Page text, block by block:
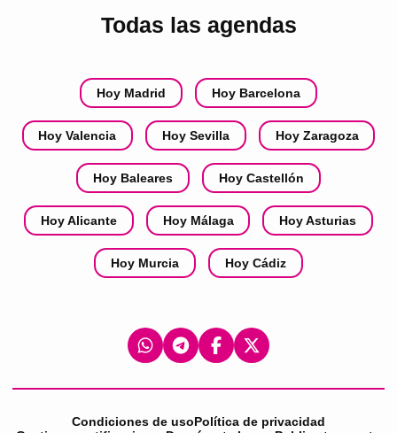
Todas las agendas
Hoy Madrid Hoy Barcelona
Hoy Valencia Hoy Sevilla Hoy Zaragoza
Hoy Baleares Hoy Castellón
Hoy Alicante Hoy Málaga Hoy Asturias
Hoy Murcia Hoy Cádiz
Condiciones de usoPolítica de privacidad